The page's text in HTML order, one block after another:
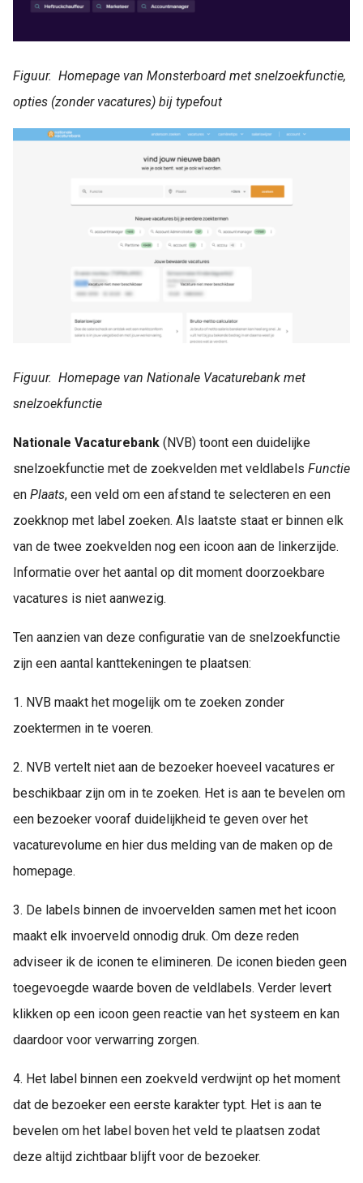
Figuur. Homepage van Monsterboard met snelzoekfunctie,
opties (zonder vacatures) bij typefout
Figuur. Homepage van Nationale Vacaturebank met
snelzoekfunctie
Nationale Vacaturebank (NVB) toont een duidelijke
snelzoekfunctie met de zoekvelden met veldlabels Functie
en Plaats, een veld om een afstand te selecteren en een
zoekknop met label zoeken. Als laatste staat er binnen elk
van de twee zoekvelden nog een icoon aan de linkerzijde.
Informatie over het aantal op dit moment doorzoekbare
vacatures is niet aanwezig.
Ten aanzien van deze configuratie van de snelzoekfunctie
zijn een aantal kanttekeningen te plaatsen:
1. NVB maakt het mogelijk om te zoeken zonder
zoektermen in te voeren.
2. NVB vertelt niet aan de bezoeker hoeveel vacatures er
beschikbaar zijn om in te zoeken. Het is aan te bevelen om
een bezoeker vooraf duidelijkheid te geven over het
vacaturevolume en hier dus melding van de maken op de
homepage.
3. De labels binnen de invoervelden samen met het icoon
maakt elk invoerveld onnodig druk. Om deze reden
adviseer ik de iconen te elimineren. De iconen bieden geen
toegevoegde waarde boven de veldlabels. Verder levert
klikken op een icoon geen reactie van het systeem en kan
daardoor voor verwarring zorgen.
4. Het label binnen een zoekveld verdwijnt op het moment
dat de bezoeker een eerste karakter typt. Het is aan te
bevelen om het label boven het veld te plaatsen zodat
deze altijd zichtbaar blijft voor de bezoeker.